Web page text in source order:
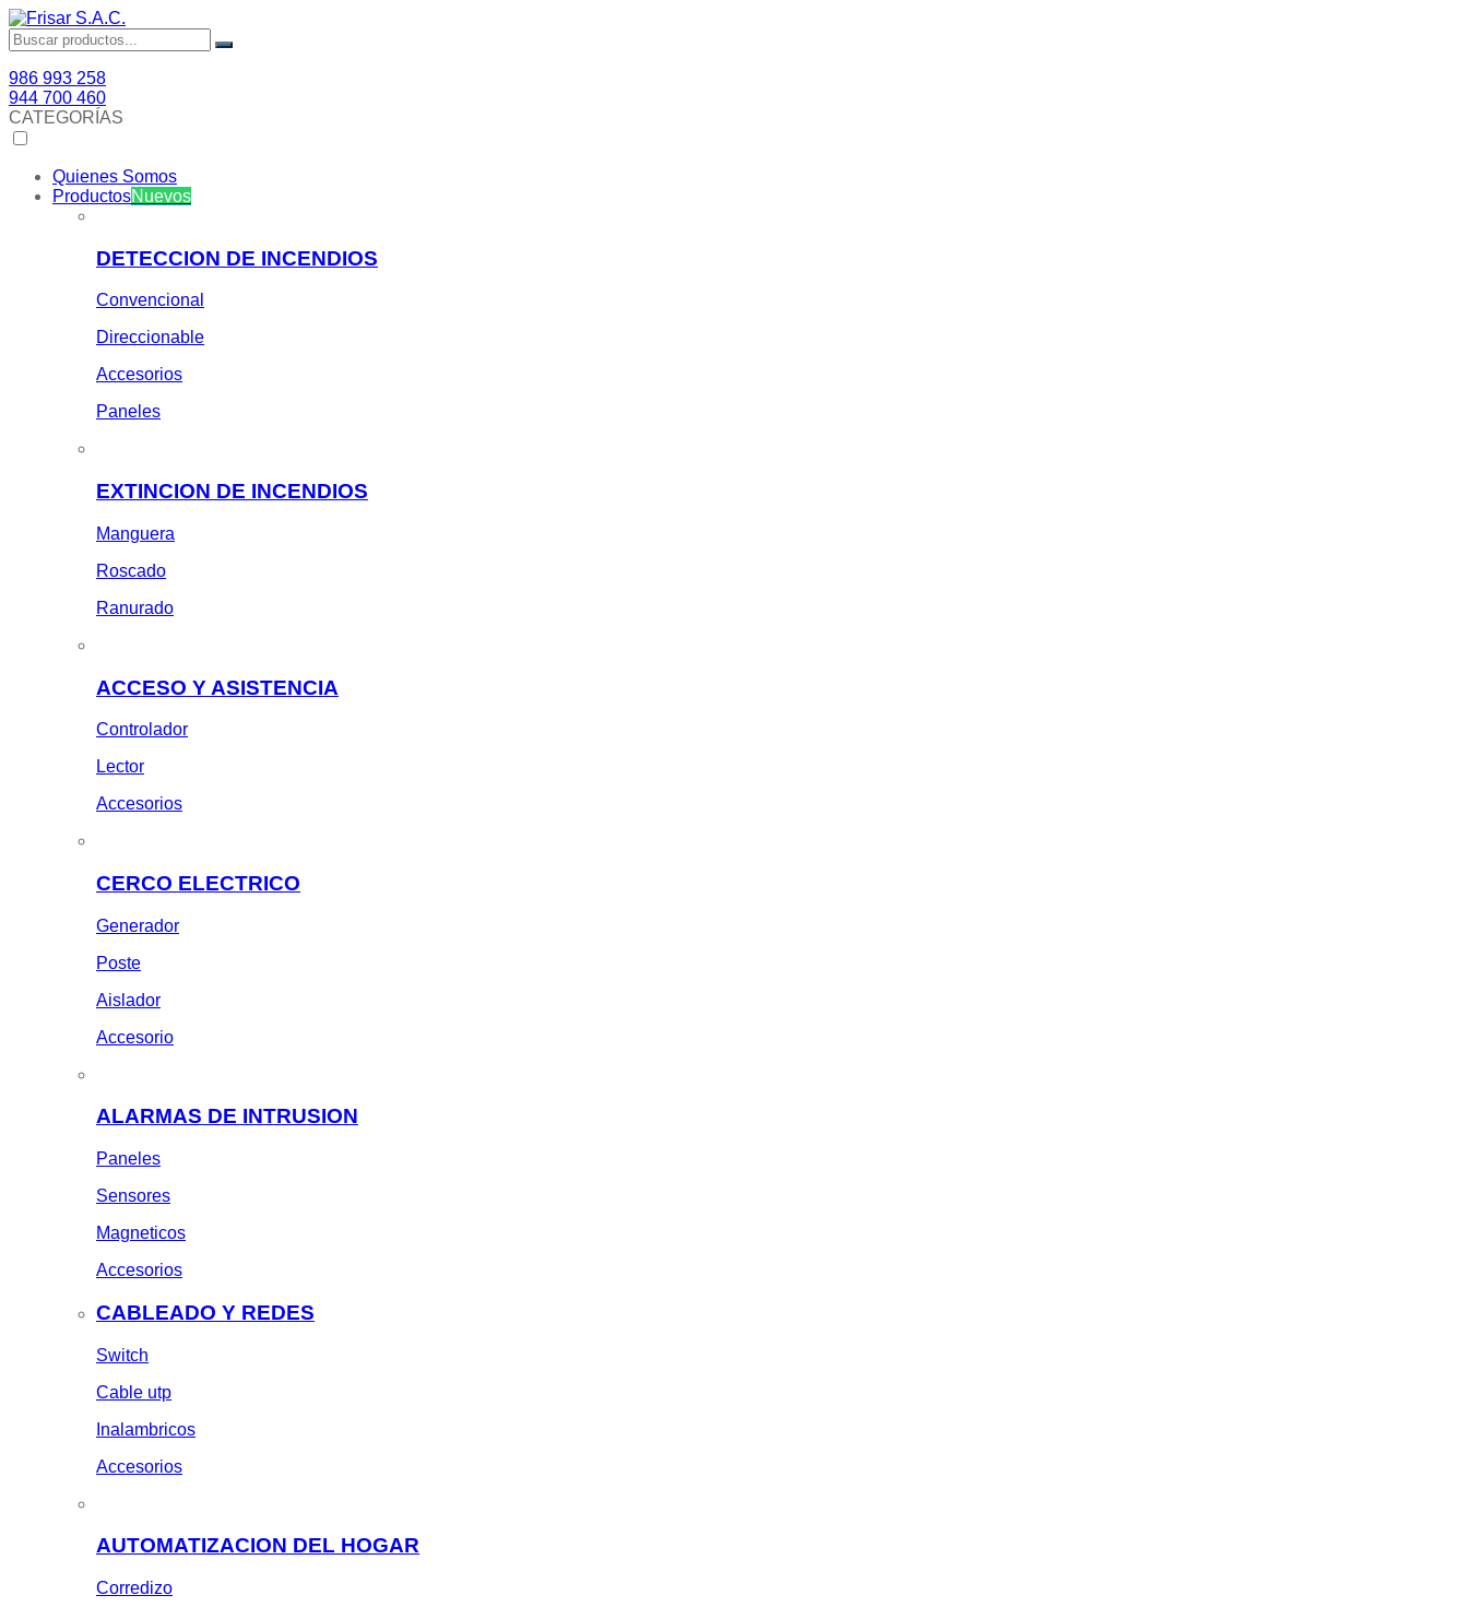
986 993 258
944 700 460
CATEGORÍAS
Quienes Somos
ProductosNuevos
DETECCION DE INCENDIOS
Convencional
Direccionable
Accesorios
Paneles
EXTINCION DE INCENDIOS
Manguera
Roscado
Ranurado
ACCESO Y ASISTENCIA
Controlador
Lector
Accesorios
CERCO ELECTRICO
Generador
Poste
Aislador
Accesorio
ALARMAS DE INTRUSION
Paneles
Sensores
Magneticos
Accesorios
CABLEADO Y REDES
Switch
Cable utp
Inalambricos
Accesorios
AUTOMATIZACION DEL HOGAR
Corredizo